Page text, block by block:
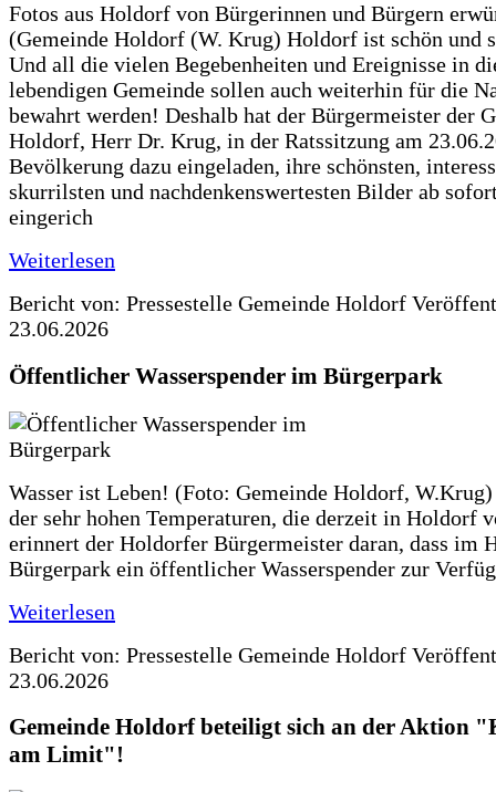
Fotos aus Holdorf von Bürgerinnen und Bürgern
(Gemeinde Holdorf (W. Krug) Holdorf ist schön und
Und all die vielen Begebenheiten und Ereignisse in
lebendigen Gemeinde sollen auch weiterhin für die
bewahrt werden! Deshalb hat der Bürgermeister der
Holdorf, Herr Dr. Krug, in der Ratssitzung am
Bevölkerung dazu eingeladen, ihre schönsten,
skurrilsten und nachdenkenswertesten Bilder ab
eingerich
Weiterlesen
Bericht von: Pressestelle Gemeinde Holdorf
23.06.2026
Öffentlicher Wasserspender im Bürgerpark
Wasser ist Leben! (Foto: Gemeinde Holdorf,
der sehr hohen Temperaturen, die derzeit in Holdorf
erinnert der Holdorfer Bürgermeister daran, dass im
Bürgerpark ein öffentlicher Wasserspender zur
Weiterlesen
Bericht von: Pressestelle Gemeinde Holdorf
23.06.2026
Gemeinde Holdorf beteiligt sich an der Aktion
am Limit"!